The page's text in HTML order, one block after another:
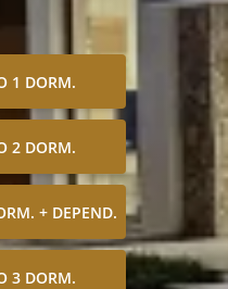
1 DORM.
2 DORM.
+ DEPEND.
3 DORM.